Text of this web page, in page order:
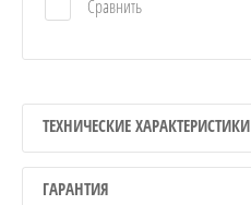
Сравнить
ТЕХНИЧЕСКИЕ ХАРАКТЕРИСТИКИ
ГАРАНТИЯ